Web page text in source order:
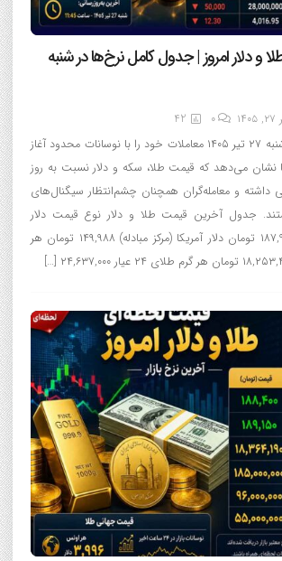
و دلار امروز | جدول کامل نرخ‌ها در شنبه
0
42
بازار طلا و ارز امروز شنبه ۲۷ تیر ۱۴۰۵ معاملات خود را با نوسانات محدود آغاز
نشان می‌دهد که قیمت طلا، سکه و دلار نسبت به روز
داشته و معامله‌گران همچنان چشم‌انتظار سیگنال‌های
جدول آخرین قیمت طلا و دلار نوع قیمت دلار
آمریکا (بازار آزاد) ۱۸۷,۹۰۰ تومان دلار آمریکا (مرکز مبادله) ۱۴۹,۹۸۸ تومان هر